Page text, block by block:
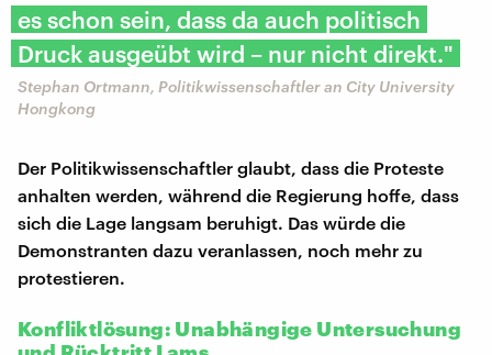
es schon sein, dass da auch politisch
Druck ausgeübt wird – nur nicht direkt."
Stephan Ortmann, Politikwissenschaftler an City University
Hongkong
Der Politikwissenschaftler glaubt, dass die Proteste
anhalten werden, während die Regierung hoffe, dass
sich die Lage langsam beruhigt. Das würde die
Demonstranten dazu veranlassen, noch mehr zu
protestieren.
Konfliktlösung: Unabhängige Untersuchung